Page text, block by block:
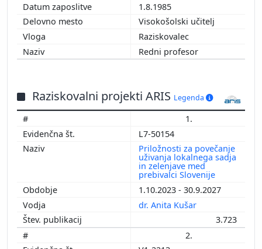
1.8.1985
Visokošolski učitelj
Raziskovalec
Redni profesor
Raziskovalni projekti ARIS Legenda
1.
L7-50154
Priložnosti za povečanje
uživanja lokalnega sadja
in zelenjave med
prebivalci Slovenije
1.10.2023 - 30.9.2027
dr. Anita Kušar
3.723
2.